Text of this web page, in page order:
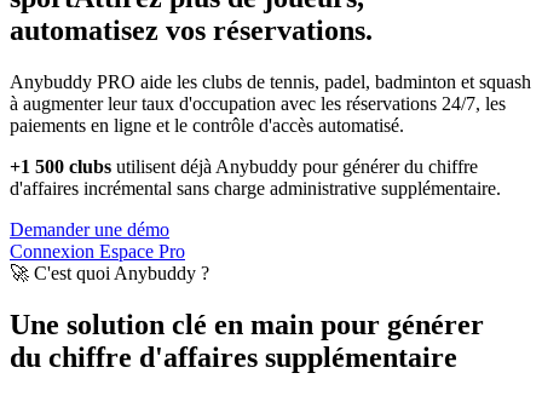
automatisez vos réservations.
Anybuddy PRO aide les clubs de tennis, padel, badminton et squash
à augmenter leur taux d'occupation avec les réservations 24/7, les
paiements en ligne et le contrôle d'accès automatisé.
+1 500 clubs utilisent déjà Anybuddy pour générer du chiffre
d'affaires incrémental sans charge administrative supplémentaire.
Demander une démo
Connexion Espace Pro
🚀 C'est quoi Anybuddy ?
Une solution clé en main pour générer
du chiffre d'affaires supplémentaire